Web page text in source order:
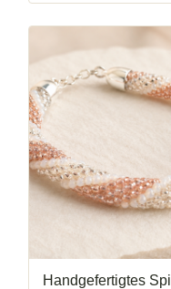
Handgefertigtes